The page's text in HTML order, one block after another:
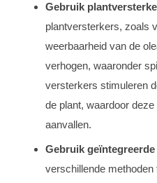
Gebruik
plantversterkers, zoals
weerbaarheid van de
verhogen, waaronder
versterkers stimuleren
de plant, waardoor
aanvallen.
Gebruik
verschillende